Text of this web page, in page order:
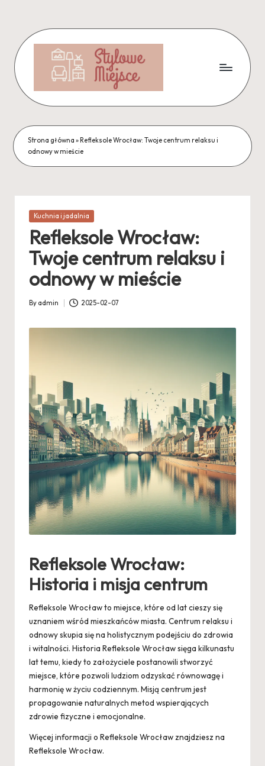
content
Strona główna » Refleksole Wrocław: Twoje centrum relaksu i
odnowy w mieście
Posted
Kuchnia i jadalnia
Refleksole Wrocław:
Twoje centrum relaksu i
odnowy w mieście
Posted
By admin 2025-02-07
Refleksole Wrocław:
Historia i misja centrum
Refleksole Wrocław to miejsce, które od lat cieszy się
uznaniem wśród mieszkańców miasta. Centrum relaksu i
odnowy skupia się na holistycznym podejściu do zdrowia
i witalności. Historia Refleksole Wrocław sięga kilkunastu
lat temu, kiedy to założyciele postanowili stworzyć
miejsce, które pozwoli ludziom odzyskać równowagę i
harmonię w życiu codziennym. Misją centrum jest
propagowanie naturalnych metod wspierających
zdrowie fizyczne i emocjonalne.
Więcej informacji o Refleksole Wrocław znajdziesz na
Refleksole Wrocław.